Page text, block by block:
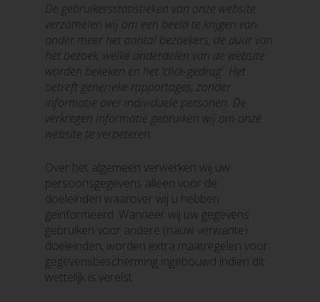
De gebruikersstatistieken van onze website
verzamelen wij om een beeld te krijgen van
onder meer het aantal bezoekers, de duur van
het bezoek, welke onderdelen van de website
worden bekeken en het ‘click-gedrag’. Het
betreft generieke rapportages, zonder
informatie over individuele personen. De
verkregen informatie gebruiken wij om onze
website te verbeteren.
Over het algemeen verwerken wij uw
persoonsgegevens alleen voor de
doeleinden waarover wij u hebben
geïnformeerd. Wanneer wij uw gegevens
gebruiken voor andere (nauw verwante)
doeleinden, worden extra maatregelen voor
gegevensbescherming ingebouwd indien dit
wettelijk is vereist.